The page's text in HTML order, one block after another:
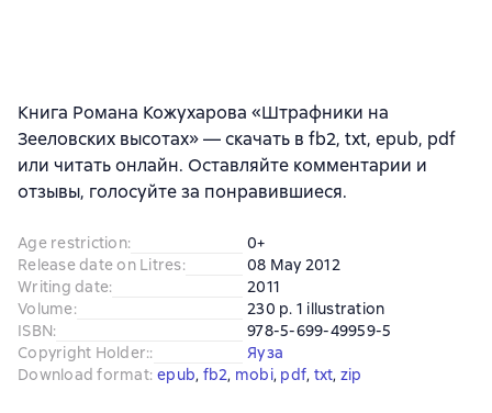
Книга Романа Кожухарова «Штрафники на
Зееловских высотах» — скачать в fb2, txt, epub, pdf
или читать онлайн. Оставляйте комментарии и
отзывы, голосуйте за понравившиеся.
Age restriction:
0+
Release date on Litres:
08 May 2012
Writing date:
2011
Volume:
230 p. 1 illustration
ISBN:
978-5-699-49959-5
Copyright Holder::
Яуза
Download format: epub, fb2, mobi, pdf, txt, zip